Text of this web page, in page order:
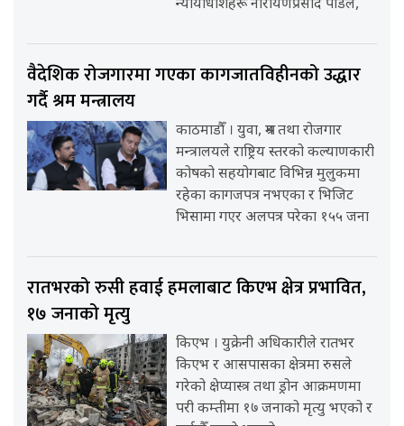
न्यायाधीशहरू नारायणप्रसाद पौडेल,
वैदेशिक रोजगारमा गएका कागजातविहीनको उद्धार
गर्दै श्रम मन्त्रालय
काठमाडौँ । युवा, श्रम तथा रोजगार
मन्त्रालयले राष्ट्रिय स्तरको कल्याणकारी
कोषको सहयोगबाट विभिन्न मुलुकमा
रहेका कागजपत्र नभएका र भिजिट
भिसामा गएर अलपत्र परेका १५५ जना
रातभरको रुसी हवाई हमलाबाट किएभ क्षेत्र प्रभावित,
१७ जनाको मृत्यु
किएभ । युक्रेनी अधिकारीले रातभर
किएभ र आसपासका क्षेत्रमा रुसले
गरेको क्षेप्यास्त्र तथा ड्रोन आक्रमणमा
परी कम्तीमा १७ जनाको मृत्यु भएको र